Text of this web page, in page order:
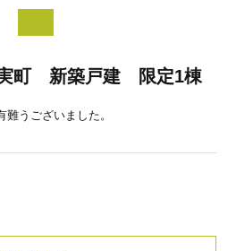
町 新築戸建 限定1棟
難うございました。